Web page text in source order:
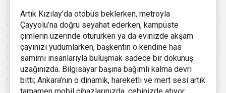
Artık Kızılay’da otobüs beklerken, metroyla
Çayyolu’na doğru seyahat ederken, kampüste
çimlerin üzerinde otururken ya da evinizde akşam
çayınızı yudumlarken, başkentin o kendine has
samimi insanlarıyla buluşmak sadece bir dokunuş
uzağınızda. Bilgisayar başına bağımlı kalma devri
bitti; Ankara’nın o dinamik, hareketli ve mert sesi artık